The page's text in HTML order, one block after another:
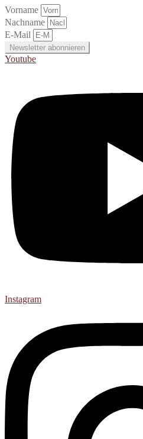
Vorname
Nachname
E-Mail
Newsletter abonnieren
Youtube
Instagram